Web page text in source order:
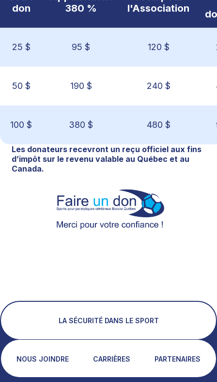
don
380 %
l'Association
25 $ 95 $ 120 $
50 $ 190 $ 240 $
100 $ 380 $ 480 $
Les donateurs recevront un reçu officiel aux fins
d’impôt sur le revenu valable au Québec et au
Canada.
LA SÉCURITÉ DANS LE SPORT
NOUS JOINDRE CARRIÈRES PARTENAIRES